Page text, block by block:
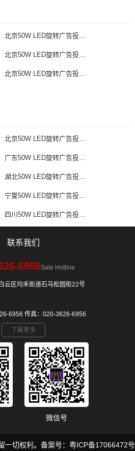
联系我们
6956Sale Hotline
云区均禾街道石马松园街22号
6956 传真：020-3626-6956
了解更多
微信号
切权利。备案号： 粤ICP备17066472号